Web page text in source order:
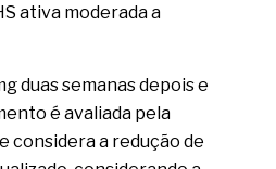
ativa moderada a
duas semanas depois e
é avaliada pela
considera a redução de